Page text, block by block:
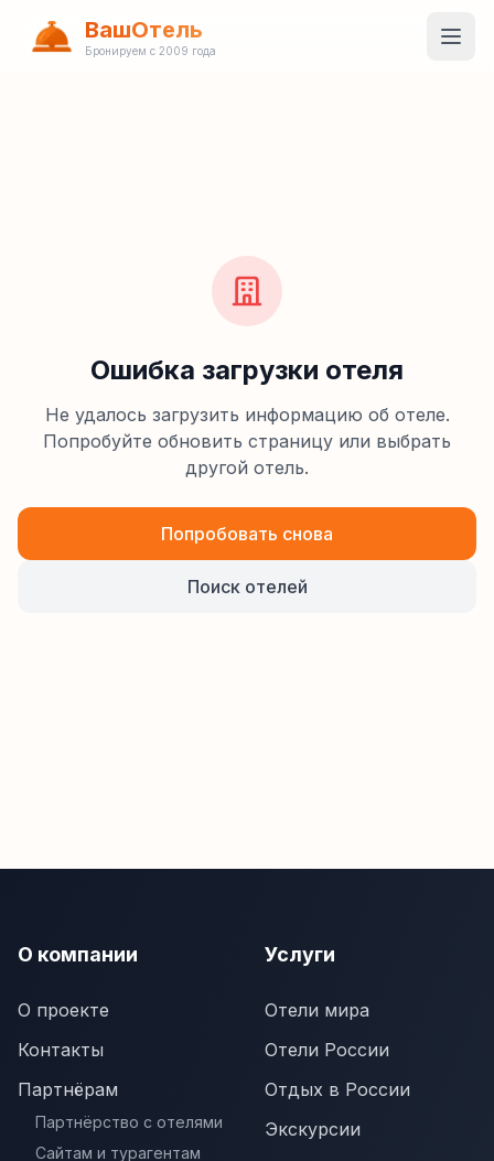
ВашОтель
Бронируем с 2009 года
Ошибка загрузки отеля
Не удалось загрузить информацию об отеле.
Попробуйте обновить страницу или выбрать
другой отель.
Попробовать снова
Поиск отелей
О компании
О проекте
Контакты
Партнёрам
Партнёрство с отелями
Сайтам и турагентам
Услуги
Отели мира
Отели России
Отдых в России
Экскурсии